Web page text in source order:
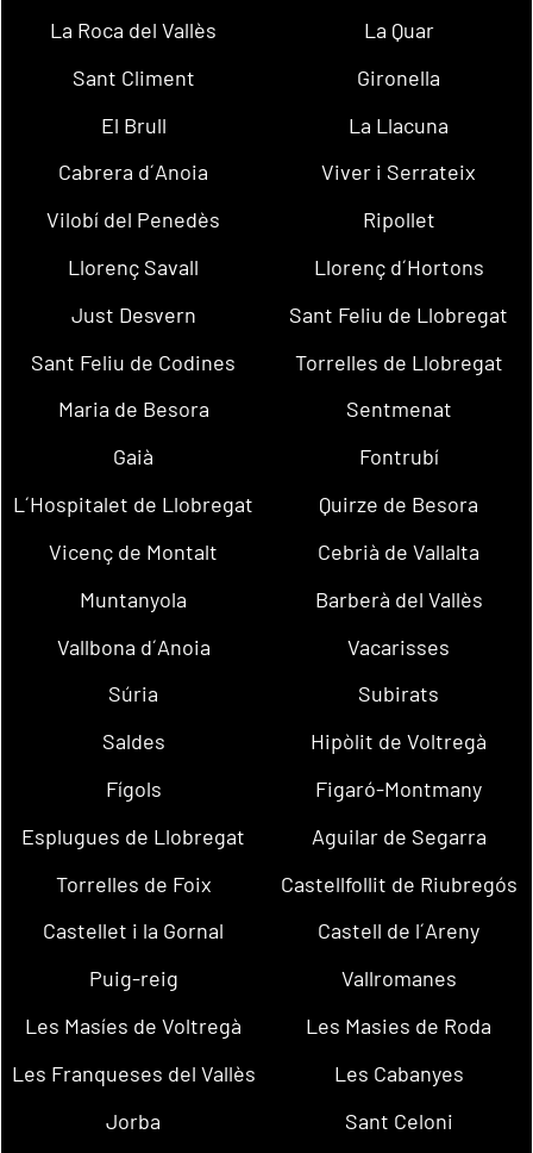
La Roca del Vallès
La Quar
Sant Climent
Gironella
El Brull
La Llacuna
Cabrera d´Anoia
Viver i Serrateix
Vilobí del Penedès
Ripollet
Llorenç Savall
Llorenç d´Hortons
Just Desvern
Sant Feliu de Llobregat
Sant Feliu de Codines
Torrelles de Llobregat
Maria de Besora
Sentmenat
Gaià
Fontrubí
L´Hospitalet de Llobregat
Quirze de Besora
Vicenç de Montalt
Cebrià de Vallalta
Muntanyola
Barberà del Vallès
Vallbona d´Anoia
Vacarisses
Súria
Subirats
Saldes
Hipòlit de Voltregà
Fígols
Figaró-Montmany
Esplugues de Llobregat
Aguilar de Segarra
Torrelles de Foix
Castellfollit de Riubregós
Castellet i la Gornal
Castell de l´Areny
Puig-reig
Vallromanes
Les Masíes de Voltregà
Les Masies de Roda
Les Franqueses del Vallès
Les Cabanyes
Jorba
Sant Celoni